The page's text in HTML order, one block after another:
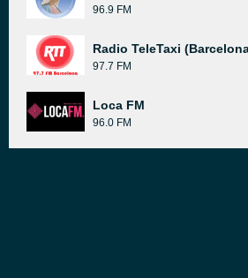
96.9 FM
Radio TeleTaxi
97.7 FM
Loca FM
96.0 FM